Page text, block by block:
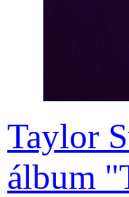
Taylor
álbum